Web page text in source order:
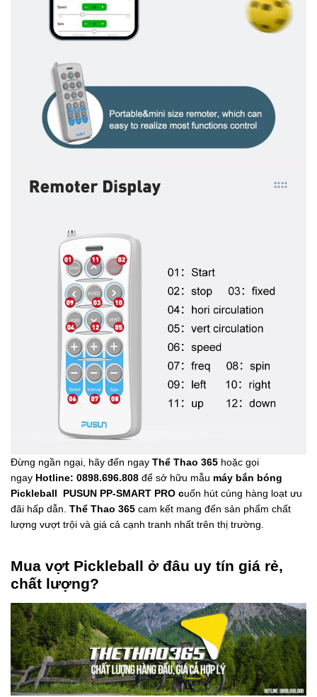
Đừng ngần ngại, hãy đến ngay Thể Thao 365 hoặc gọi
ngay Hotline: 0898.696.808 để sở hữu mẫu máy bắn bóng
Pickleball PUSUN PP-SMART PRO cuốn hút cùng hàng loạt ưu
đãi hấp dẫn. Thể Thao 365 cam kết mang đến sản phẩm chất
lượng vượt trội và giá cả cạnh tranh nhất trên thị trường.
Mua vợt Pickleball ở đâu uy tín giá rẻ,
chất lượng?